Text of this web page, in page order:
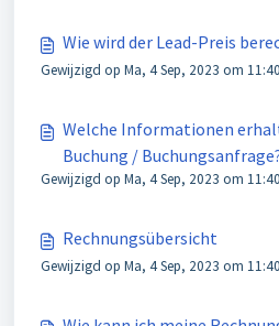
Wie wird der Lead-Preis
Gewijzigd op Ma, 4 Sep, 2023 om
Welche Informationen
Buchung /
Gewijzigd op Ma, 4 Sep, 2023 om
Rechnungsübersicht
Gewijzigd op Ma, 4 Sep, 2023 om